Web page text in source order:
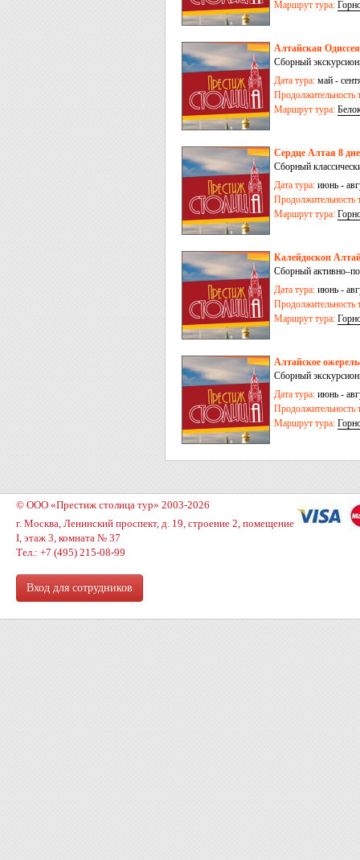
Маршрут тура:
Алтайская
Сборный
Дата тура: май -
Продолжительность
Маршрут тура:
Сердце Алтая 8
Сборный
Дата тура: июнь -
Продолжительность
Маршрут тура:
Калейдоскоп
Сборный
Дата тура: июнь -
Продолжительность
Маршрут тура:
Алтайское
Сборный
Дата тура: июнь -
Продолжительность
Маршрут тура:
© ООО «Престиж столица тур» 2003-2026
г. Москва, Ленинский проспект, д. 19, строение 2, помещение
I, этаж 3, комната № 37
Тел.: +7 (495) 215-08-99
Вход для сотрудников